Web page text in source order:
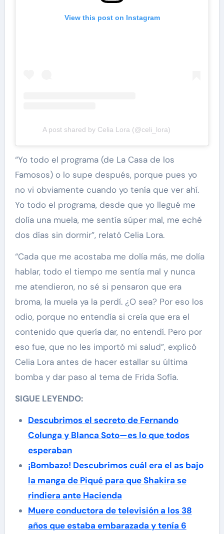
View this post on Instagram
A post shared by Celia Lora (@celi_lora)
“Yo todo el programa (de La Casa de los
Famosos) o lo supe después, porque pues yo
no vi obviamente cuando yo tenía que ver ahí.
Yo todo el programa, desde que yo llegué me
dolía una muela, me sentía súper mal, me eché
dos días sin dormir”, relató Celia Lora.
“Cada que me acostaba me dolía más, me dolía
hablar, todo el tiempo me sentía mal y nunca
me atendieron, no sé si pensaron que era
broma, la muela ya la perdí. ¿O sea? Por eso los
odio, porque no entendía si creía que era el
contenido que quería dar, no entendí. Pero por
eso fue, que no les importó mi salud”, explicó
Celia Lora antes de hacer estallar su última
bomba y dar paso al tema de Frida Sofía.
SIGUE LEYENDO:
Descubrimos el secreto de Fernando
Colunga y Blanca Soto—es lo que todos
esperaban
¡Bombazo! Descubrimos cuál era el as bajo
la manga de Piqué para que Shakira se
rindiera ante Hacienda
Muere conductora de televisión a los 38
años que estaba embarazada y tenía 6